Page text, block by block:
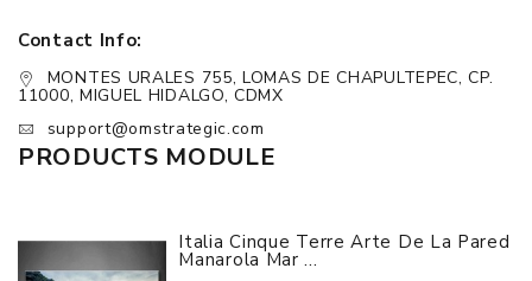
Contact Info:
MONTES URALES 755, LOMAS DE CHAPULTEPEC, CP.
11000, MIGUEL HIDALGO, CDMX
support@omstrategic.com
PRODUCTS MODULE
Italia Cinque Terre Arte De La Pared
Manarola Mar ...